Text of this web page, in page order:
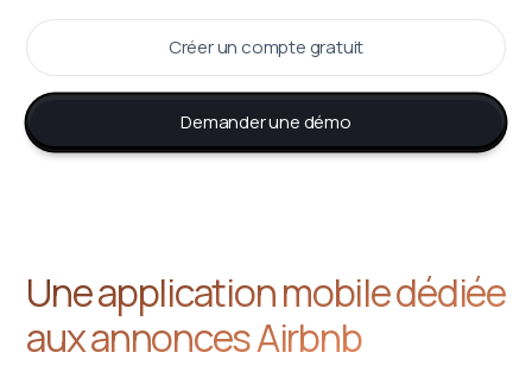
Créer un compte gratuit
Demander une démo
Une application mobile dédiée
aux annonces Airbnb